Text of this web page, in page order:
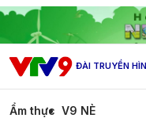
ĐÀI TRUYỀN
Ẩm thực V9 NÈ